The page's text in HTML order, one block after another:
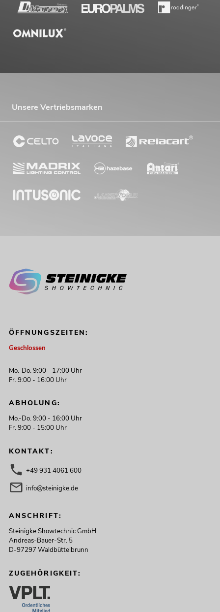
Unsere Vertriebsmarken
ÖFFNUNGSZEITEN:
Geschlossen
Mo.-Do. 9:00 - 17:00 Uhr
Fr. 9:00 - 16:00 Uhr
ABHOLUNG:
Mo.-Do. 9:00 - 16:00 Uhr
Fr. 9:00 - 15:00 Uhr
KONTAKT:
+49 931 4061 600
info@steinigke.de
ANSCHRIFT:
Steinigke Showtechnic GmbH
Andreas-Bauer-Str. 5
D-97297 Waldbüttelbrunn
ZUGEHÖRIGKEIT: